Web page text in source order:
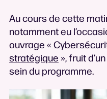
Au cours de cette
notamment eu
ouvrage «
stratégique », fruit
sein du programme.